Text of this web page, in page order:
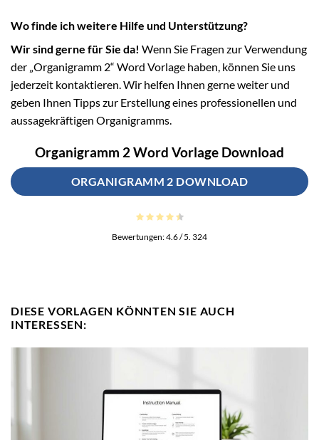
Wo finde ich weitere Hilfe und Unterstützung?
Wir sind gerne für Sie da! Wenn Sie Fragen zur Verwendung
der „Organigramm 2“ Word Vorlage haben, können Sie uns
jederzeit kontaktieren. Wir helfen Ihnen gerne weiter und
geben Ihnen Tipps zur Erstellung eines professionellen und
aussagekräftigen Organigramms.
Organigramm 2 Word Vorlage Download
ORGANIGRAMM 2 DOWNLOAD
Bewertungen:4.6/ 5. 324
DIESE VORLAGEN KÖNNTEN SIE AUCH
INTERESSEN: